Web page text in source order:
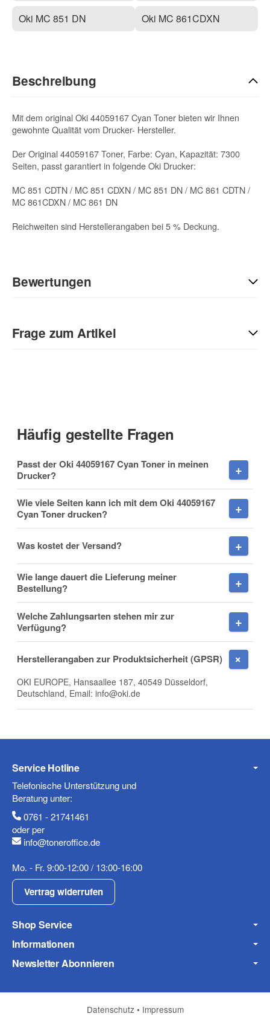
Oki MC 851 DN Oki MC 861CDXN
Beschreibung
Mit dem original Oki 44059167 Cyan Toner bieten wir Ihnen
gewohnte Qualität vom Drucker- Hersteller.
Der Original 44059167 Toner, Farbe: Cyan, Kapazität: 7300
Seiten, passt garantiert in folgende Oki Drucker:
MC 851 CDTN / MC 851 CDXN / MC 851 DN / MC 861 CDTN /
MC 861CDXN / MC 861 DN
Reichweiten sind Herstellerangaben bei 5 % Deckung.
Bewertungen
Sie Anderen bei der Kaufentscheidung:
Frage zum Artikel
Nachname
Firma
Mobiltelefon
Frage zum Artikel
Ihre Frage
Häufig gestellte Fragen
Passt der Oki 44059167 Cyan Toner in meinen
Drucker?
Wie viele Seiten kann ich mit dem Oki 44059167
Cyan Toner drucken?
Was kostet der Versand?
Wie lange dauert die Lieferung meiner
Bestellung?
Welche Zahlungsarten stehen mir zur
Verfügung?
Herstellerangaben zur Produktsicherheit (GPSR)
OKI EUROPE, Hansaallee 187, 40549 Düsseldorf,
Deutschland, Email: info@oki.de
Service Hotline
Telefonische Unterstützung und
Beratung unter:
0761 - 21741461
oder per
info@toneroffice.de
Mo. - Fr. 9:00-12:00 / 13:00-16:00
Vertrag widerrufen
Shop Service
Informationen
Newsletter Abonnieren
Datenschutz • Impressum